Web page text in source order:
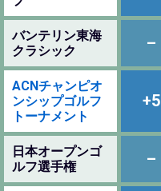
バンテリン東海
クラシック
–
ACNチャンピオ
ンシップゴルフ
トーナメント
+5
日本オープンゴ
ルフ選手権
–